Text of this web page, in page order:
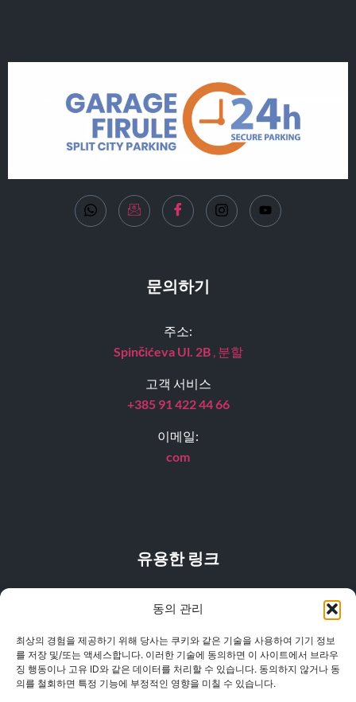
동의 관리
최상의 경험을 제공하기 위해 당사는 쿠키와 같은 기술을 사용하여 기기 정보
를 저장 및/또는 액세스합니다. 이러한 기술에 동의하면 이 사이트에서 브라우
징 행동이나 고유 ID와 같은 데이터를 처리할 수 있습니다. 동의하지 않거나 동
의를 철회하면 특정 기능에 부정적인 영향을 미칠 수 있습니다.
문의하기
주소:
Spinčićeva Ul. 2B , 분할
고객 서비스
+385 91 422 44 66
이메일:
com
유용한 링크
위치
개인정보 보호정책